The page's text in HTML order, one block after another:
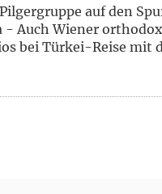
auf den
- Auch Wiener
bei Türkei-Reise mit